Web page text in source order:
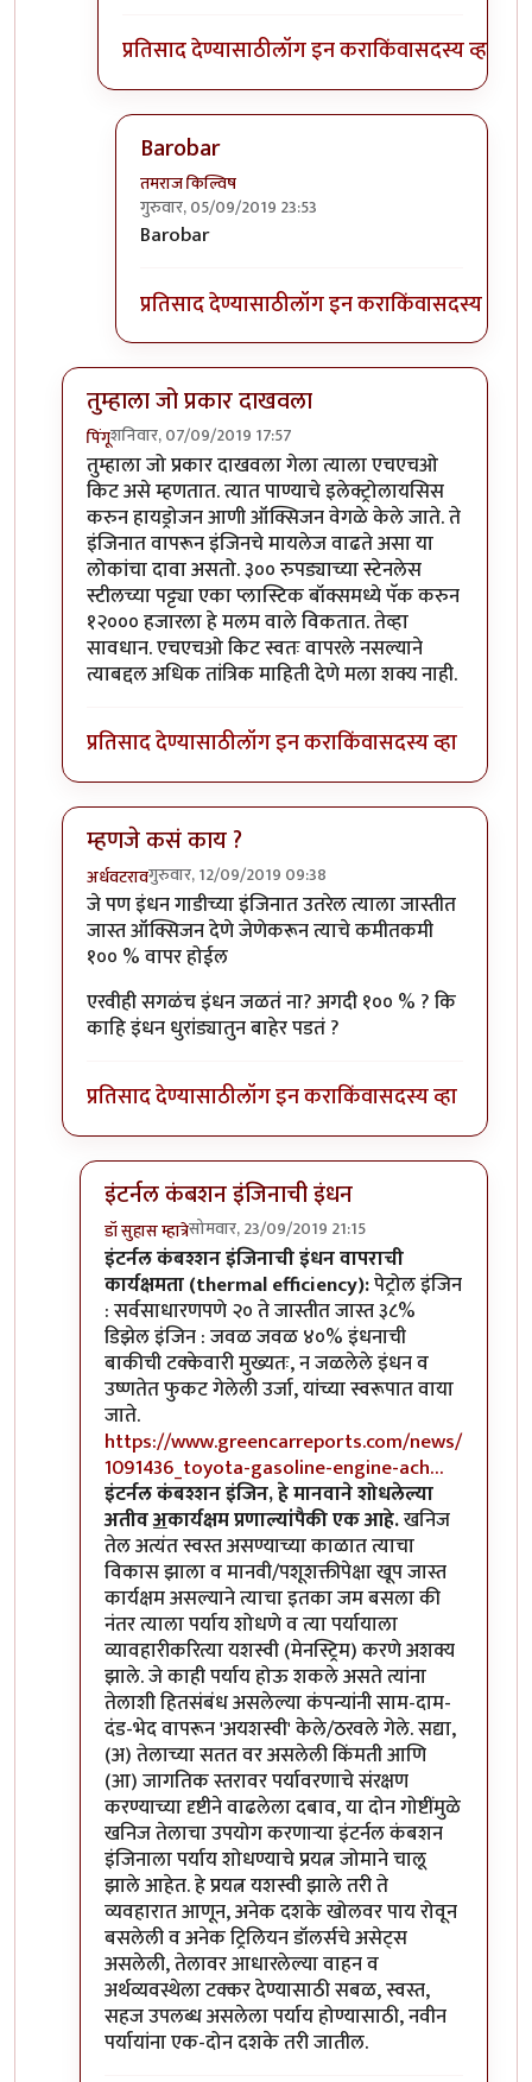
प्रतिसाद देण्यासाठीलॉग इन कराकिंवासदस्य व्हा
Barobar
तमराज किल्विष
गुरुवार, 05/09/2019 23:53
In reply to
Barobar
प्रतिसाद देण्यासाठीलॉग इन कराकिंवासदस्य व्हा
तुम्हाला जो प्रकार दाखवला
पिंगूशनिवार, 07/09/2019 17:57
In reply toचांगला धागा आहे .. सकारत्मकbyखिलजि
तुम्हाला जो प्रकार दाखवला गेला त्याला एचएचओ
किट असे म्हणतात. त्यात पाण्याचे इलेक्ट्रोलायसिस
करुन हायड्रोजन आणी ऑक्सिजन वेगळे केले जाते. ते
इंजिनात वापरून इंजिनचे मायलेज वाढते असा या
लोकांचा दावा असतो. ३०० रुपड्याच्या स्टेनलेस
स्टीलच्या पट्ट्या एका प्लास्टिक बॉक्समध्ये पॅक करुन
१२००० हजारला हे मलम वाले विकतात. तेव्हा
सावधान. एचएचओ किट स्वतः वापरले नसल्याने
त्याबद्दल अधिक तांत्रिक माहिती देणे मला शक्य नाही.
प्रतिसाद देण्यासाठीलॉग इन कराकिंवासदस्य व्हा
म्हणजे कसं काय ?
अर्धवटरावगुरुवार, 12/09/2019 09:38
In reply toचांगला धागा आहे .. सकारत्मकbyखिलजि
जे पण इंधन गाडीच्या इंजिनात उतरेल त्याला जास्तीत
जास्त ऑक्सिजन देणे जेणेकरून त्याचे कमीतकमी
१०० % वापर होईल
एरवीही सगळंच इंधन जळतं ना? अगदी १०० % ? कि
काहि इंधन धुरांड्यातुन बाहेर पडतं ?
प्रतिसाद देण्यासाठीलॉग इन कराकिंवासदस्य व्हा
इंटर्नल कंबशन इंजिनाची इंधन
डॉ सुहास म्हात्रेसोमवार, 23/09/2019 21:15
In reply toम्हणजे कसं काय ?byअर्धवटराव
इंटर्नल कंबश्शन इंजिनाची इंधन वापराची
कार्यक्षमता (thermal efficiency):पेट्रोल इंजिन
: सर्वसाधारणपणे २० ते जास्तीत जास्त ३८%
डिझेल इंजिन : जवळ जवळ ४०% इंधनाची
बाकीची टक्केवारी मुख्यतः, न जळलेले इंधन व
उष्णतेत फुकट गेलेली उर्जा, यांच्या स्वरूपात वाया
जाते.
https://www.greencarreports.com/news/
1091436_toyota-gasoline-engine-ach…
इंटर्नल कंबश्शन इंजिन, हे मानवाने शोधलेल्या
अतीवअकार्यक्षम प्रणाल्यांपैकी एक आहे.खनिज
तेल अत्यंत स्वस्त असण्याच्या काळात त्याचा
विकास झाला व मानवी/पशूशक्तीपेक्षा खूप जास्त
कार्यक्षम असल्याने त्याचा इतका जम बसला की
नंतर त्याला पर्याय शोधणे व त्या पर्यायाला
व्यावहारीकरित्या यशस्वी (मेनस्ट्रिम) करणे अशक्य
झाले. जे काही पर्याय होऊ शकले असते त्यांना
तेलाशी हितसंबंध असलेल्या कंपन्यांनी साम-दाम-
दंड-भेद वापरून 'अयशस्वी' केले/ठरवले गेले. सद्या,
(अ) तेलाच्या सतत वर असलेली किंमती आणि
(आ) जागतिक स्तरावर पर्यावरणाचे संरक्षण
करण्याच्या दृष्टीने वाढलेला दबाव, या दोन गोष्टींमुळे
खनिज तेलाचा उपयोग करणार्‍या इंटर्नल कंबशन
इंजिनाला पर्याय शोधण्याचे प्रयत्न जोमाने चालू
झाले आहेत. हे प्रयत्न यशस्वी झाले तरी ते
व्यवहारात आणून, अनेक दशके खोलवर पाय रोवून
बसलेली व अनेक ट्रिलियन डॉलर्सचे असेट्स
असलेली, तेलावर आधारलेल्या वाहन व
अर्थव्यवस्थेला टक्कर देण्यासाठी सबळ, स्वस्त,
सहज उपलब्ध असलेला पर्याय होण्यासाठी, नवीन
पर्यायांना एक-दोन दशके तरी जातील.